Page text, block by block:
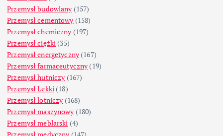
Przemysł budowlany (157)
Przemysł cementowy (158)
Przemysł chemiczny (197)
Przemysł ciężki (35)
Przemysł energetyczny (167)
Przemysł farmaceutyczny (19)
Przemysł hutniczy (167)
Przemysł Lekki (18)
Przemysł lotniczy (168)
Przemysł maszynowy (180)
Przemysł meblarski (4)